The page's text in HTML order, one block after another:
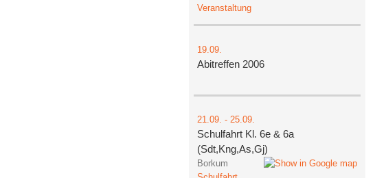
Veranstaltung
19.09.
Abitreffen 2006
21.09. -25.09.
Schulfahrt Kl. 6e & 6a
(Sdt,Kng,As,Gj)
Borkum